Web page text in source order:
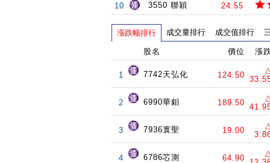
10 3550 聯穎 24.55
漲跌幅排行 成交量排行 成交值排行
股名 價位 漲
1 7742天弘化 124.50
2 6990華鉬 189.50
3 7936寰聖 19.00
4 6786芯測 64.90